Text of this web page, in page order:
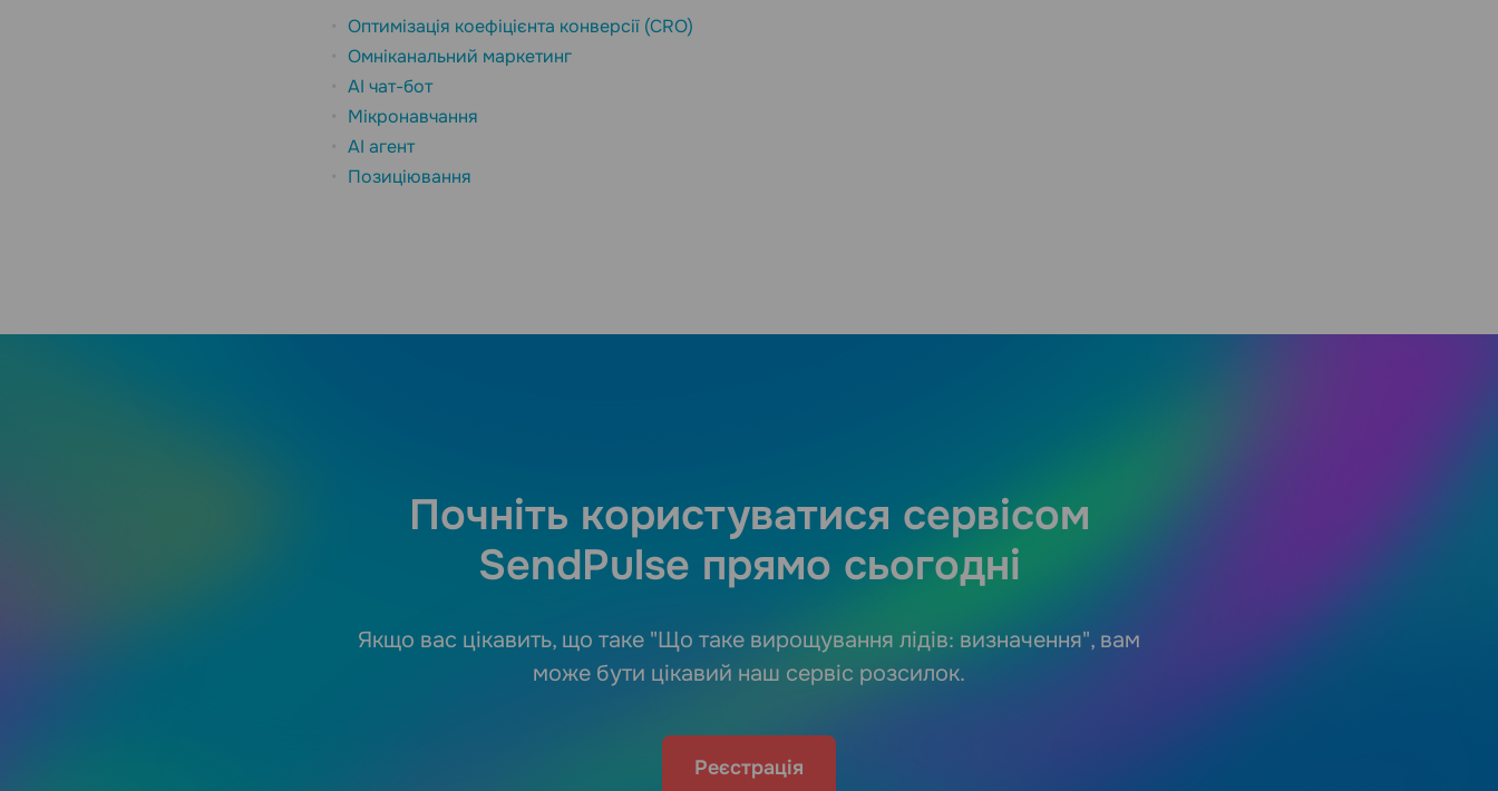
Оптимізація коефіцієнта конверсії (CRO)
Омніканальний маркетинг
AI чат-бот
Мікронавчання
AI агент
Позиціювання
Почніть користуватися сервісом
SendPulse прямо сьогодні
Якщо вас цікавить, що таке "Що таке вирощування лідів: визначення", вам
може бути цікавий наш сервіс розсилок.
Реєстрація